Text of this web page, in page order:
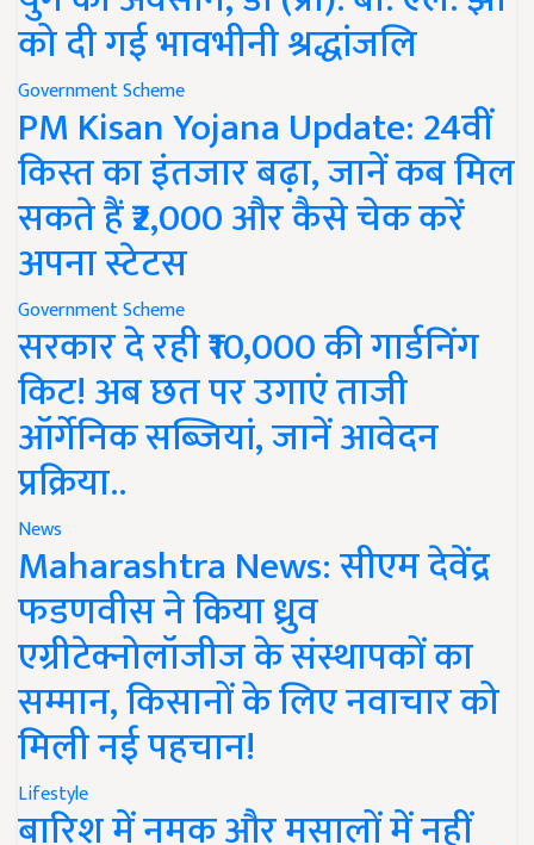
को दी गई भावभीनी श्रद्धांजलि
Government Scheme
PM Kisan Yojana Update: 24वीं
किस्त का इंतजार बढ़ा, जानें कब मिल
सकते हैं ₹2,000 और कैसे चेक करें
अपना स्टेटस
Government Scheme
सरकार दे रही ₹10,000 की गार्डनिंग
किट! अब छत पर उगाएं ताजी
ऑर्गेनिक सब्जियां, जानें आवेदन
प्रक्रिया..
News
Maharashtra News: सीएम देवेंद्र
फडणवीस ने किया ध्रुव
एग्रीटेक्नोलॉजीज के संस्थापकों का
सम्मान, किसानों के लिए नवाचार को
मिली नई पहचान!
Lifestyle
बारिश में नमक और मसालों में नहीं